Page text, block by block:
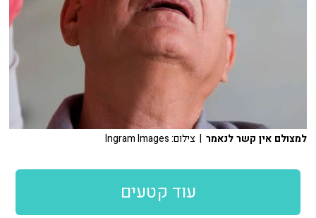
למצולם אין קשר לנאמר | צילום: Ingram Images
עוד קטעים